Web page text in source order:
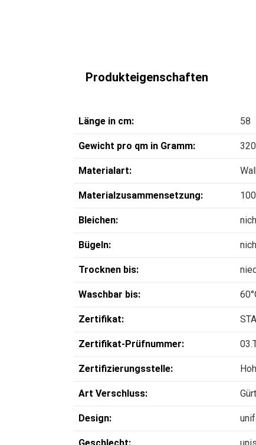
Produkteigenschaften
Länge in cm: 58
Gewicht pro qm in Gramm: 320
Materialart:
Materialzusammensetzung:
Bleichen:
Bügeln:
Trocknen bis:
Waschbar bis:
Zertifikat:
Zertifikat-Prüfnummer:
Zertifizierungsstelle:
Art Verschluss:
Design: